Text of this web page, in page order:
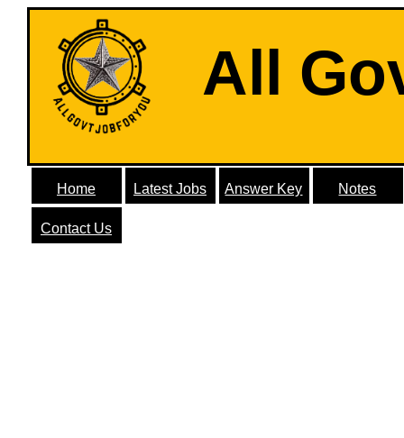
All
Home Latest Jobs Answer Key Notes
Contact Us